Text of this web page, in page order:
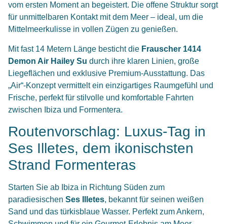
vom ersten Moment an begeistert. Die offene Struktur sorgt
für unmittelbaren Kontakt mit dem Meer – ideal, um die
Mittelmeerkulisse in vollen Zügen zu genießen.
Mit fast 14 Metern Länge besticht die Frauscher 1414
Demon Air Hailey Su durch ihre klaren Linien, große
Liegeflächen und exklusive Premium-Ausstattung. Das
„Air“-Konzept vermittelt ein einzigartiges Raumgefühl und
Frische, perfekt für stilvolle und komfortable Fahrten
zwischen Ibiza und Formentera.
Routenvorschlag: Luxus-Tag in
Ses Illetes, dem ikonischsten
Strand Formenteras
Starten Sie ab Ibiza in Richtung Süden zum
paradiesischen Ses Illetes, bekannt für seinen weißen
Sand und das türkisblaue Wasser. Perfekt zum Ankern,